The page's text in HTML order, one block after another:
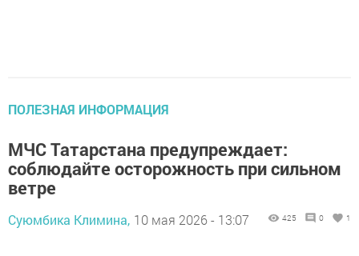
ПОЛЕЗНАЯ ИНФОРМАЦИЯ
МЧС Татарстана предупреждает:
соблюдайте осторожность при сильном
ветре
Суюмбика Климина, 10 мая 2026 - 13:07 425 0 1